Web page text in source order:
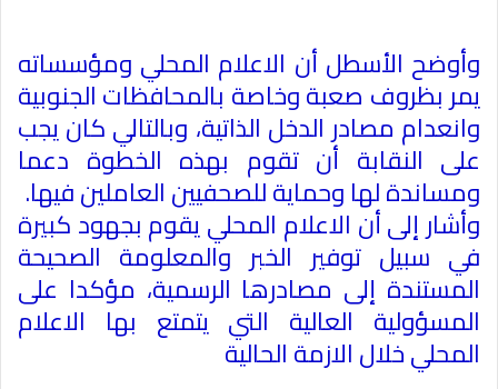
وأوضح الأسطل أن الاعلام المحلي ومؤسساته
يمر بظروف صعبة وخاصة بالمحافظات الجنوبية
وانعدام مصادر الدخل الذاتية، وبالتالي كان يجب
على النقابة أن تقوم بهذه الخطوة دعما
ومساندة لها وحماية للصحفيين العاملين فيها.
وأشار إلى أن الاعلام المحلي يقوم بجهود كبيرة
في سبيل توفير الخبر والمعلومة الصحيحة
المستندة إلى مصادرها الرسمية، مؤكدا على
المسؤولية العالية التي يتمتع بها الاعلام
المحلي خلال الازمة الحالية